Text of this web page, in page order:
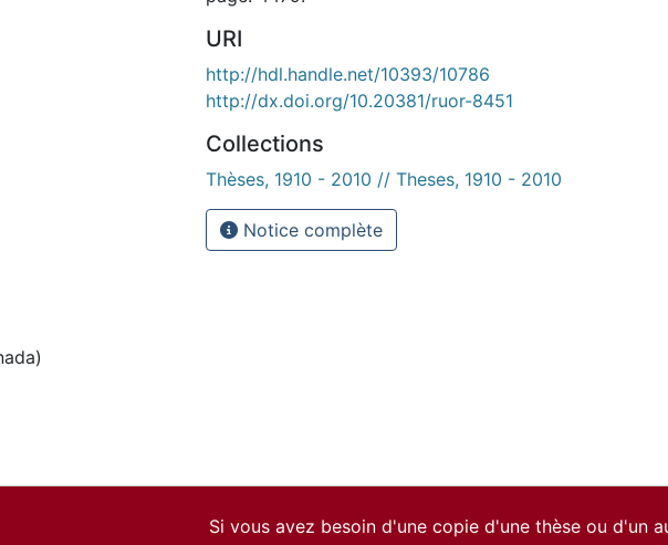
URI
http://hdl.handle.net/10393/10786
http://dx.doi.org/10.20381/ruor-8451
Collections
Thèses, 1910 - 2010 // Theses, 1910 - 2010
Notice complète
Si vous avez besoin d'une copie d'une thèse ou d'un